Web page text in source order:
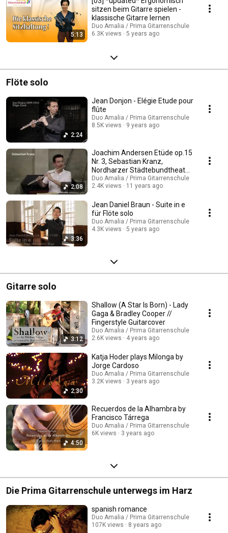
5:13
sitzen beim Gitarre spielen -
klassische Gitarre lernen
Duo Amalia / Prima Gitarrenschule
6.3K views
5 years ago
Flöte solo
2:24
Jean Donjon - Elégie Etude pour
flûte
Duo Amalia / Prima Gitarrenschule
8.5K views
9 years ago
2:08
Joachim Andersen Etüde op.15
Nr. 3, Sebastian Kranz,
Nordharzer Städtebundtheater
(Flöte solo)
Duo Amalia / Prima Gitarrenschule
2.4K views
11 years ago
3:36
Jean Daniel Braun - Suite in e
für Flöte solo
Duo Amalia / Prima Gitarrenschule
4.3K views
5 years ago
Gitarre solo
3:12
Shallow (A Star Is Born) - Lady
Gaga & Bradley Cooper //
Fingerstyle Guitarcover
Duo Amalia / Prima Gitarrenschule
2.6K views
4 years ago
2:30
Katja Hoder plays Milonga by
Jorge Cardoso
Duo Amalia / Prima Gitarrenschule
3.2K views
3 years ago
4:50
Recuerdos de la Alhambra by
Francisco Tárrega
Duo Amalia / Prima Gitarrenschule
6K views
3 years ago
Die Prima Gitarrenschule unterwegs im Harz
spanish romance
Duo Amalia / Prima Gitarrenschule
107K views
8 years ago